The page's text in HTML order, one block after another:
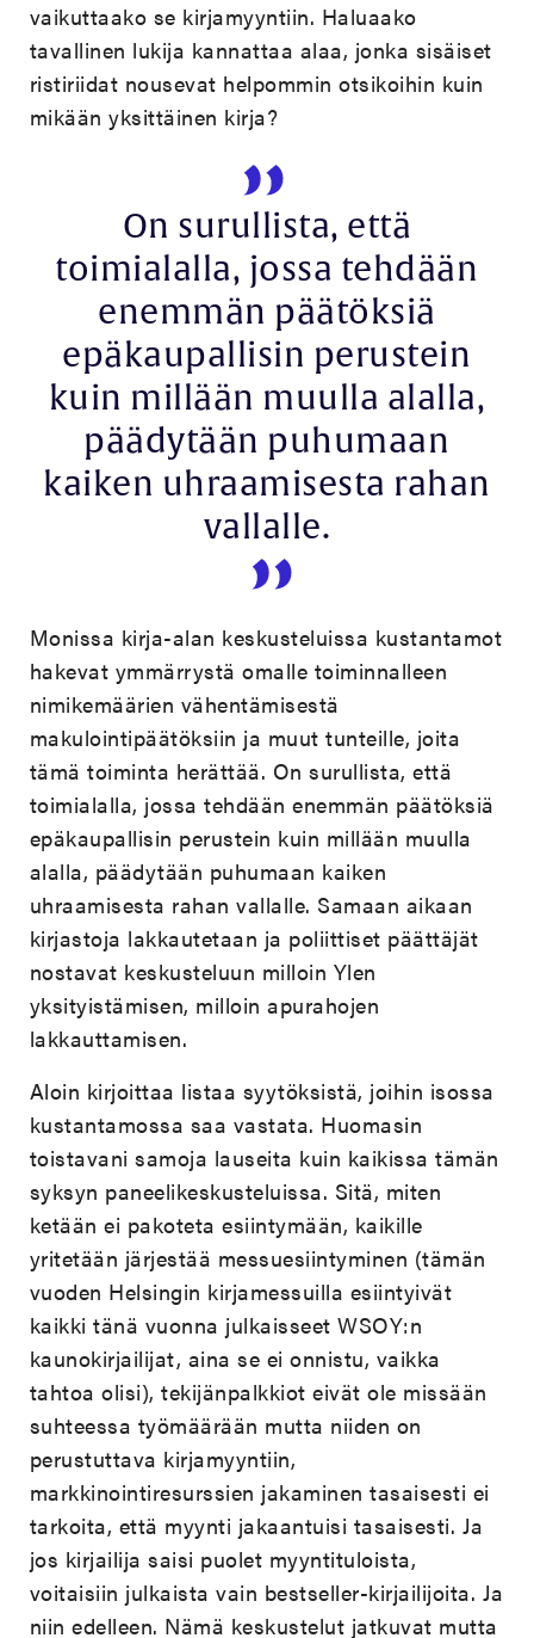
vaikuttaako se kirjamyyntiin. Haluaako
tavallinen lukija kannattaa alaa, jonka sisäiset
ristiriidat nousevat helpommin otsikoihin kuin
mikään yksittäinen kirja?
On surullista, että
toimialalla, jossa tehdään
enemmän päätöksiä
epäkaupallisin perustein
kuin millään muulla alalla,
päädytään puhumaan
kaiken uhraamisesta rahan
vallalle.
Monissa kirja-alan keskusteluissa kustantamot
hakevat ymmärrystä omalle toiminnalleen
nimikemäärien vähentämisestä
makulointipäätöksiin ja muut tunteille, joita
tämä toiminta herättää. On surullista, että
toimialalla, jossa tehdään enemmän päätöksiä
epäkaupallisin perustein kuin millään muulla
alalla, päädytään puhumaan kaiken
uhraamisesta rahan vallalle. Samaan aikaan
kirjastoja lakkautetaan ja poliittiset päättäjät
nostavat keskusteluun milloin Ylen
yksityistämisen, milloin apurahojen
lakkauttamisen.
Aloin kirjoittaa listaa syytöksistä, joihin isossa
kustantamossa saa vastata. Huomasin
toistavani samoja lauseita kuin kaikissa tämän
syksyn paneelikeskusteluissa. Sitä, miten
ketään ei pakoteta esiintymään, kaikille
yritetään järjestää messuesiintyminen (tämän
vuoden Helsingin kirjamessuilla esiintyivät
kaikki tänä vuonna julkaisseet WSOY:n
kaunokirjailijat, aina se ei onnistu, vaikka
tahtoa olisi), tekijänpalkkiot eivät ole missään
suhteessa työmäärään mutta niiden on
perustuttava kirjamyyntiin,
markkinointiresurssien jakaminen tasaisesti ei
tarkoita, että myynti jakaantuisi tasaisesti. Ja
jos kirjailija saisi puolet myyntituloista,
voitaisiin julkaista vain bestseller-kirjailijoita. Ja
niin edelleen. Nämä keskustelut jatkuvat mutta